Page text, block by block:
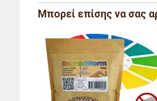
Μάρκα
ΜΕΓΕΘΟΣ
Βάρος
Μπορεί επίσης να σας